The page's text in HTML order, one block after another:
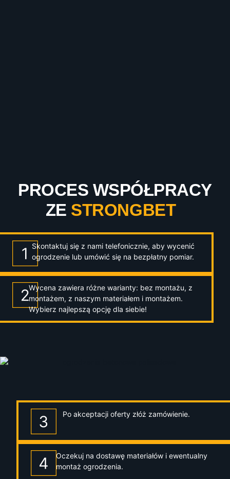
PROCES WSPÓŁPRACY
ZE STRONGBET
Skontaktuj się z nami telefonicznie, aby wycenić
ogrodzenie lub umówić się na bezpłatny pomiar.
Wycena zawiera różne warianty: bez montażu, z
montażem, z naszym materiałem i montażem.
Wybierz najlepszą opcję dla siebie!
Po akceptacji oferty złóż zamówienie.
Oczekuj na dostawę materiałów i ewentualny
montaż ogrodzenia.